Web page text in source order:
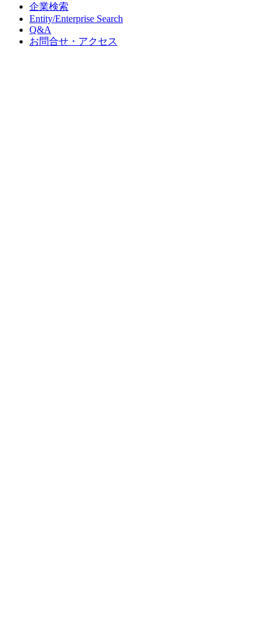
企業検索
Entity/Enterprise Search
Q&A
お問合せ・アクセス